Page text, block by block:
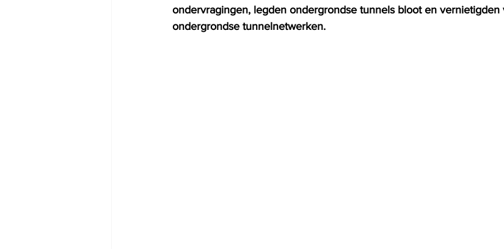
ondervragingen, legden ondergrondse tunnels bloot en vernietigden
ondergrondse tunnelnetwerken.